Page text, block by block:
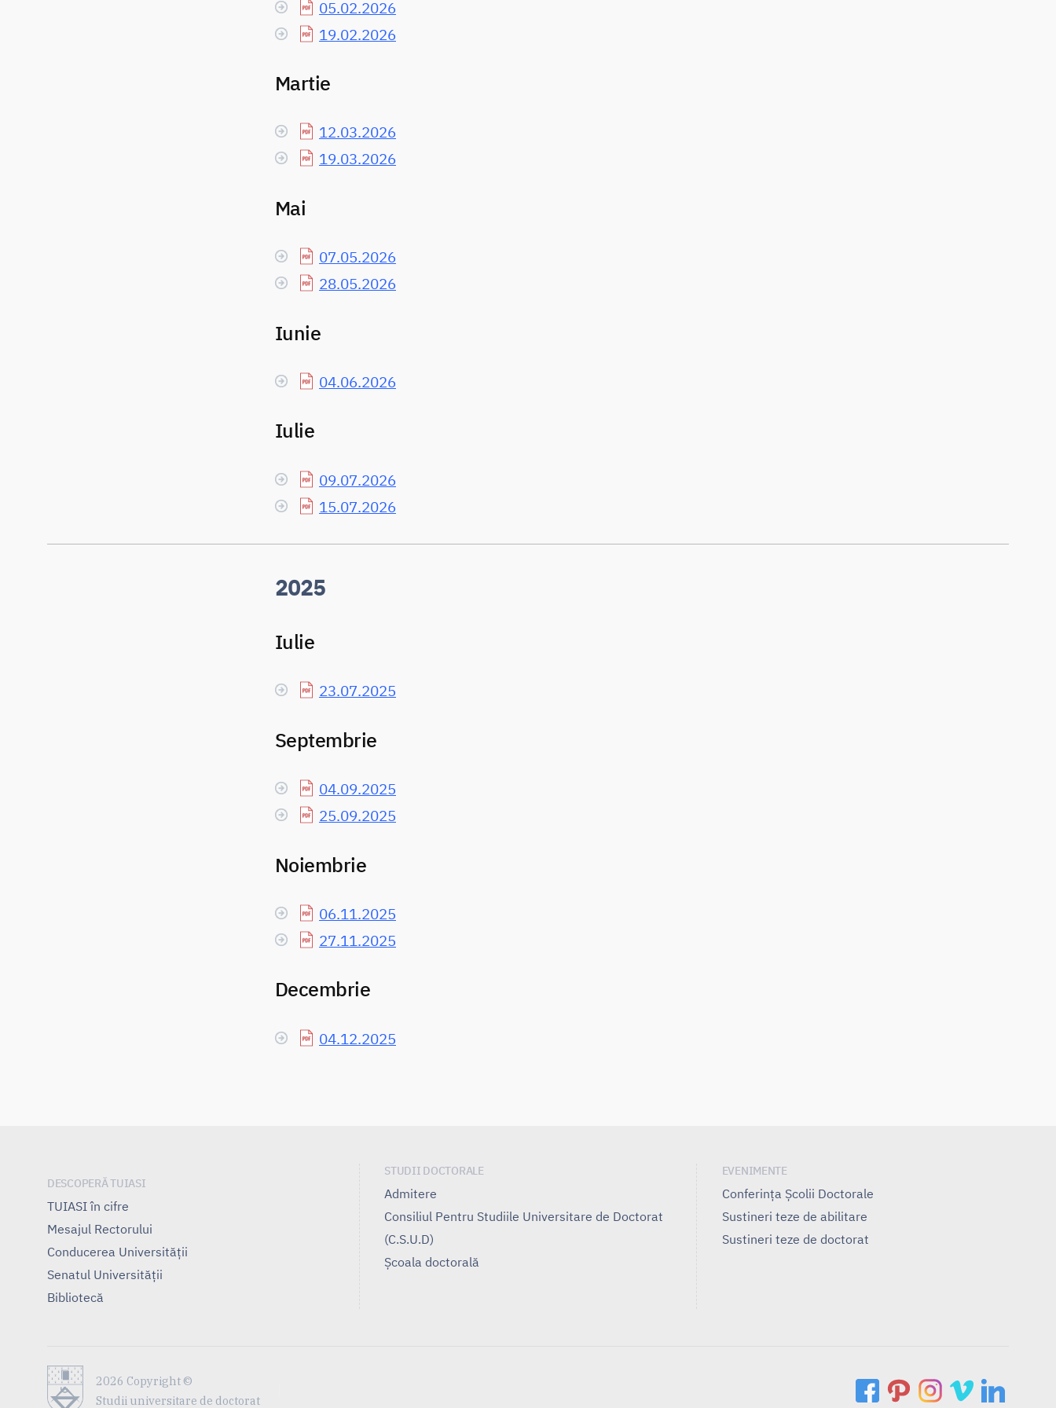
05.02.2026
19.02.2026
Martie
12.03.2026
19.03.2026
Mai
07.05.2026
28.05.2026
Iunie
04.06.2026
Iulie
09.07.2026
15.07.2026
2025
Iulie
23.07.2025
Septembrie
04.09.2025
25.09.2025
Noiembrie
06.11.2025
27.11.2025
Decembrie
04.12.2025
DESCOPERĂ TUIASI
TUIASI în cifre
Mesajul Rectorului
Conducerea Universităţii
Senatul Universității
Bibliotecă
STUDII DOCTORALE
Admitere
Consiliul Pentru Studiile Universitare de Doctorat
(C.S.U.D)
Școala doctorală
EVENIMENTE
Conferința Școlii Doctorale
Sustineri teze de abilitare
Sustineri teze de doctorat
2026 Copyright ©
Studii universitare de doctorat